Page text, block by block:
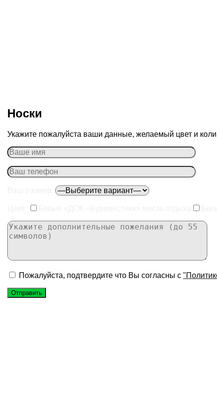
Носки
Укажите пожалуйста ваши данные, желаемый цвет и
Пожалуйста, подтвердите что Вы согласны с